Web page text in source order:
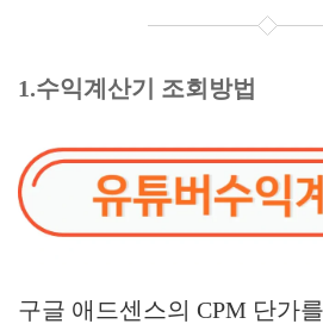
1.수익계산기 조회방법
구글 애드센스의 CPM 단가